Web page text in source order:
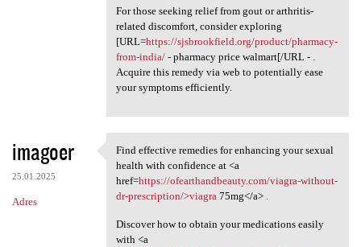
For those seeking relief from gout or arthritis-
related discomfort, consider exploring
[URL=https://sjsbrookfield.org/product/pharmacy-
from-india/- pharmacy price walmart[/URL - .
Acquire this remedy via web to potentially ease
your symptoms efficiently.
imagoer
25.01.2025
Adres
Find effective remedies for
Find effective remedies for enhancing your sexual
health with confidence at <a
href=https://ofearthandbeauty.com/viagra-without-
dr-prescription/>viagra75mg</a> .
Discover how to obtain your medications easily
with <a